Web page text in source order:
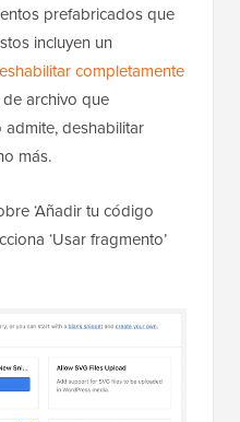
prefabricados que
incluyen un
completamente
archivo que
deshabilitar
más.
‘Añadir tu código
‘Usar fragmento’